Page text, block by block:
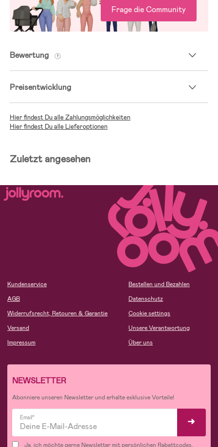
Frage die Community
Bewertung
Preisentwicklung
Hier findest Du alle Zahlungsmöglichkeiten
Hier findest Du alle Lieferoptionen
Zuletzt angesehen
Kundenservice
AGB
Widerrufsrecht, Retouren & Garantie
Versand
Impressum
Bestellen und Bezahlen
Datenschutz
Cookie settings
Unsere Verantwortung
Über uns
NEWSLETTER
Abonniere unseren Newsletter und erhalte exklusive Vorteile!
Email*
Ja, ich möchte gerne Newsletter mit persönlichen Rabattcodes,